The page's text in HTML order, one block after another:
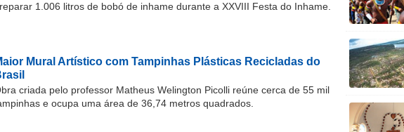
1.006 litros de bobó de inhame durante a XXVIII Festa do Inhame.
Mural Artístico com Tampinhas Plásticas Recicladas do
criada pelo professor Matheus Welington Picolli reúne cerca de 55 mil
e ocupa uma área de 36,74 metros quadrados.